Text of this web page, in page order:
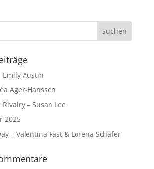
Emily Austin
Ager-Hanssen
– Susan Lee
2025
– Valentina Fast & Lorena Schäfer